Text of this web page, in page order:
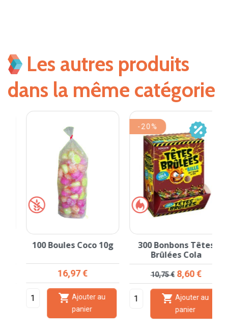
Les autres produits
dans la même catégorie
100 Boules Coco 10g
Prix
16,97 €
Ajouter au
panier
300 Bonbons Têtes
Brûlées Cola
Prix de base
10,75 €Prix
8,60 €
Ajouter au
panier
-20%